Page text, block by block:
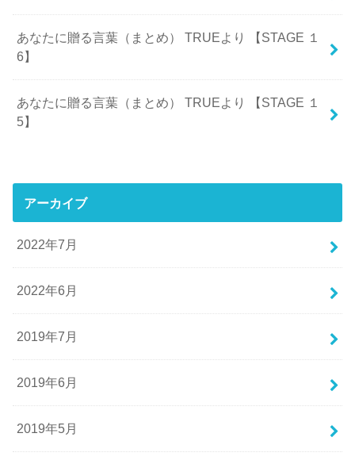
あなたに贈る言葉（まとめ） TRUEより 【STAGE １
6】
あなたに贈る言葉（まとめ） TRUEより 【STAGE １
5】
アーカイブ
2022年7月
2022年6月
2019年7月
2019年6月
2019年5月